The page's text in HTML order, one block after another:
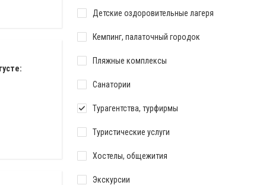
Детские оздоровительные лагеря
Кемпинг, палаточный городок
Пляжные комплексы
Санатории
Турагентства, турфирмы
Туристические услуги
Хостелы, общежития
Экскурсии